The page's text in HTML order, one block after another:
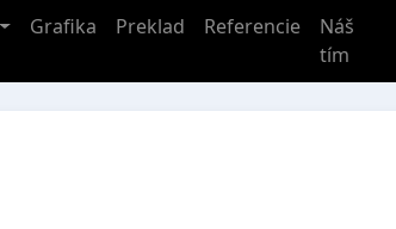
Grafika Preklad Referencie
Náš
tím